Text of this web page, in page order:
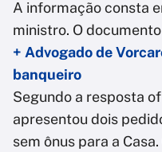
A informação consta
ministro. O
+ Advogado de
banqueiro
Segundo a resposta
apresentou dois
sem ônus para a